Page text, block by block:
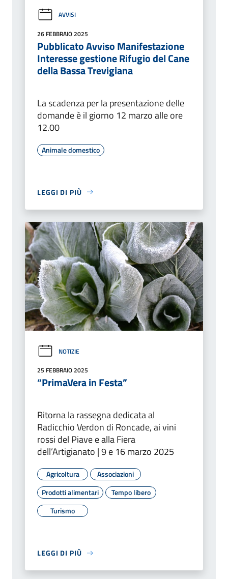
AVVISI
26 FEBBRAIO 2025
Pubblicato Avviso Manifestazione
Interesse gestione Rifugio del Cane
della Bassa Trevigiana
La scadenza per la presentazione delle
domande è il giorno 12 marzo alle ore
12.00
Animale domestico
LEGGI DI PIÙ
NOTIZIE
25 FEBBRAIO 2025
“PrimaVera in Festa”
Ritorna la rassegna dedicata al
Radicchio Verdon di Roncade, ai vini
rossi del Piave e alla Fiera
dell’Artigianato | 9 e 16 marzo 2025
Agricoltura
Associazioni
Prodotti alimentari
Tempo libero
Turismo
LEGGI DI PIÙ